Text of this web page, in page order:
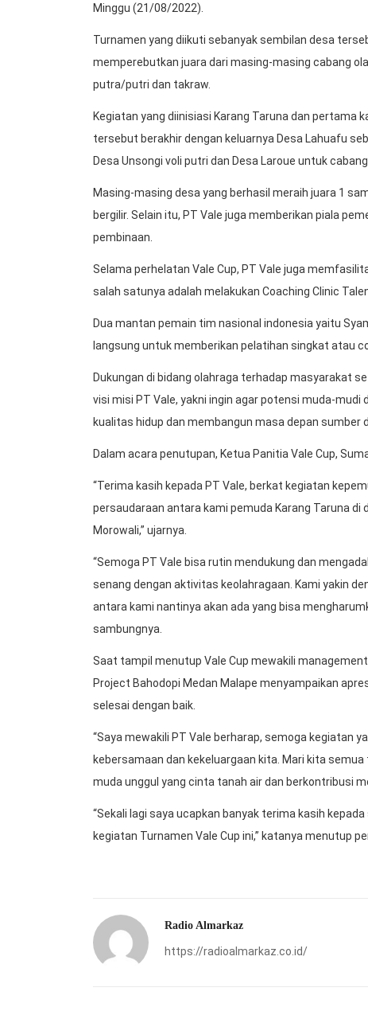
Minggu (21/08/2022).
Turnamen yang diikuti sebanyak sembilan desa
memperebutkan juara dari masing-masing cabang
putra/putri dan takraw.
Kegiatan yang diinisiasi Karang Taruna dan pertama
tersebut berakhir dengan keluarnya Desa Lahuafu
Desa Unsongi voli putri dan Desa Laroue untuk
Masing-masing desa yang berhasil meraih juara 1
bergilir. Selain itu, PT Vale juga memberikan piala
pembinaan.
Selama perhelatan Vale Cup, PT Vale juga
salah satunya adalah melakukan Coaching Clinic
Dua mantan pemain tim nasional indonesia yaitu
langsung untuk memberikan pelatihan singkat atau
Dukungan di bidang olahraga terhadap masyarakat
visi misi PT Vale, yakni ingin agar potensi muda-
kualitas hidup dan membangun masa depan sumber
Dalam acara penutupan, Ketua Panitia Vale Cup,
“Terima kasih kepada PT Vale, berkat kegiatan
persaudaraan antara kami pemuda Karang Taruna di
Morowali,” ujarnya.
“Semoga PT Vale bisa rutin mendukung dan
senang dengan aktivitas keolahragaan. Kami yakin
antara kami nantinya akan ada yang bisa
sambungnya.
Saat tampil menutup Vale Cup mewakili
Project Bahodopi Medan Malape menyampaikan
selesai dengan baik.
“Saya mewakili PT Vale berharap, semoga kegiatan
kebersamaan dan kekeluargaan kita. Mari kita
muda unggul yang cinta tanah air dan berkontribusi
“Sekali lagi saya ucapkan banyak terima kasih
kegiatan Turnamen Vale Cup ini,” katanya menutup
Radio Almarkaz
https://radioalmarkaz.co.id/